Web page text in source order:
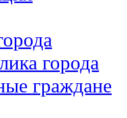
города
граждане